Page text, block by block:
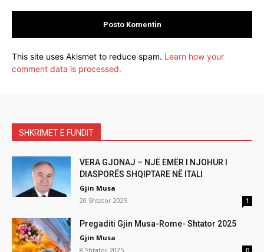
This site uses Akismet to reduce spam. Learn how your
comment data is processed.
SHKRIMET E FUNDIT
VERA GJONAJ – NJË EMËR I NJOHUR I
DIASPORËS SHQIPTARE NË ITALI
Gjin Musa
20 Shtator 2025
1
Pregaditi Gjin Musa-Rome- Shtator 2025
Gjin Musa
8 Shtator 2025